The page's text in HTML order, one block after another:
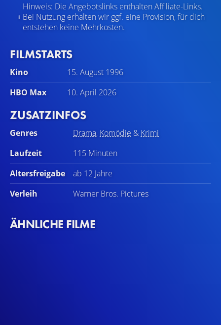
Hinweis: Die Angebotslinks enthalten Affiliate-Links.
Bei Nutzung erhalten wir ggf. eine Provision, für dich
entstehen keine Mehrkosten.
FILMSTARTS
Kino
15. August 1996
HBO Max
10. April 2026
ZUSATZINFOS
Genres Drama, Komödie & Krimi
Laufzeit
115 Minuten
Altersfreigabe
ab 12 Jahre
Verleih
Warner Bros. Pictures
ÄHNLICHE FILME